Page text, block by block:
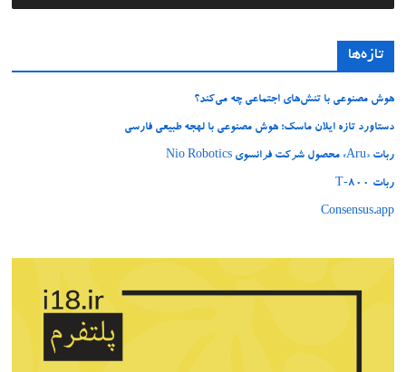
تازه‌ها
هوش مصنوعی با تنش‌های اجتماعی چه می‌کند؟
دستاورد تازه ایلان ماسک؛ هوش مصنوعی با لهجه طبیعی فارسی
ربات «Aru» محصول شرکت فرانسوی Nio Robotics
ربات T‑800
Consensus.app